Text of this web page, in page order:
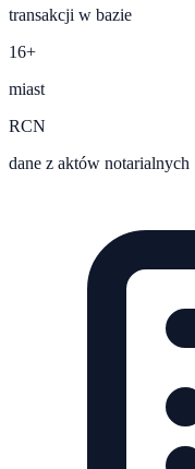
transakcji w bazie
16+
miast
RCN
dane z aktów notarialnych